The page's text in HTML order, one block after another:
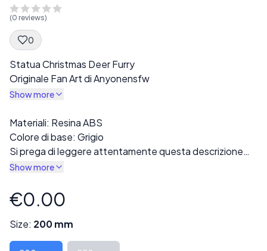
(0 reviews)
0
Spec Description
Statua Christmas Deer Furry
Originale Fan Art di Anyonensfw
Show more
Description
Materiali: Resina ABS
Colore di base: Grigio
Si prega di leggere attentamente questa descrizione
prima dell’acquisto!
disponibili diverse varianti nella sezione “Stile”, comprese
le versioni completamente vestite o nude.
Tutte le stampe vengono accuratamente controllate
Show more
Product information
€0.00
Size: 200 mm